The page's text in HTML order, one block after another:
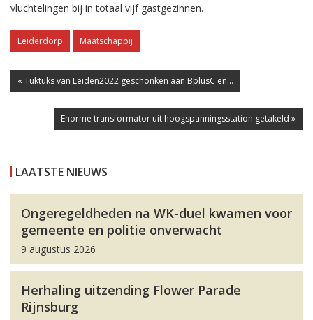
vluchtelingen bij in totaal vijf gastgezinnen.
Leiderdorp Maatschappij
« Tuktuks van Leiden2022 geschonken aan BplusC en...
Enorme transformator uit hoogspanningsstation getakeld »
LAATSTE NIEUWS
Ongeregeldheden na WK-duel kwamen voor
gemeente en politie onverwacht
9 augustus 2026
Herhaling uitzending Flower Parade
Rijnsburg